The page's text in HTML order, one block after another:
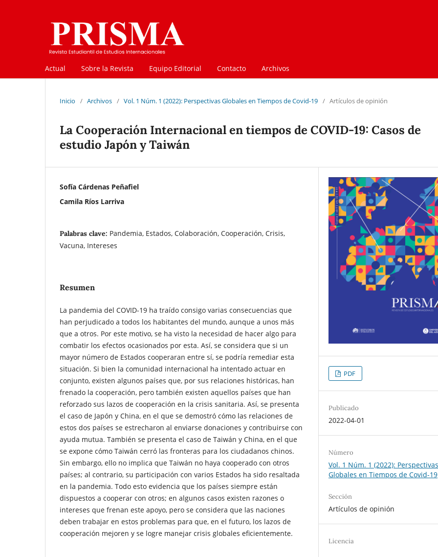
Actual Sobre la Revista Equipo Editorial Contacto Archivos
Inicio / Archivos / Vol. 1 Núm. 1 (2022): Perspectivas Globales en Tiempos de Covid-19 / Artículos de opinión
La Cooperación Internacional en tiempos de COVID-19: Casos de
estudio Japón y Taiwán
Sofía Cárdenas Peñafiel
Camila Ríos Larriva
Palabras clave: Pandemia, Estados, Colaboración, Cooperación, Crisis,
Vacuna, Intereses
Resumen
La pandemia del COVID-19 ha traído consigo varias consecuencias que
han perjudicado a todos los habitantes del mundo, aunque a unos más
que a otros. Por este motivo, se ha visto la necesidad de hacer algo para
combatir los efectos ocasionados por esta. Así, se considera que si un
mayor número de Estados cooperaran entre sí, se podría remediar esta
situación. Si bien la comunidad internacional ha intentado actuar en
conjunto, existen algunos países que, por sus relaciones históricas, han
frenado la cooperación, pero también existen aquellos países que han
reforzado sus lazos de cooperación en la crisis sanitaria. Así, se presenta
el caso de Japón y China, en el que se demostró cómo las relaciones de
estos dos países se estrecharon al enviarse donaciones y contribuirse con
ayuda mutua. También se presenta el caso de Taiwán y China, en el que
se expone cómo Taiwán cerró las fronteras para los ciudadanos chinos.
Sin embargo, ello no implica que Taiwán no haya cooperado con otros
países; al contrario, su participación con varios Estados ha sido resaltada
en la pandemia. Todo esto evidencia que los países siempre están
dispuestos a cooperar con otros; en algunos casos existen razones o
intereses que frenan este apoyo, pero se considera que las naciones
deben trabajar en estos problemas para que, en el futuro, los lazos de
cooperación mejoren y se logre manejar crisis globales eficientemente.
PDF
Publicado
2022-04-01
Número
Vol. 1 Núm. 1 (2022): Perspectivas
Globales en Tiempos de Covid-19
Sección
Artículos de opinión
Licencia